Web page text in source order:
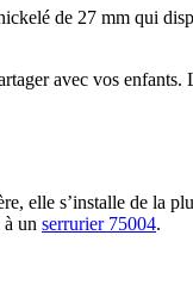
de 27 mm qui
avec vos enfants.
elle s’installe de la
un serrurier 75004.